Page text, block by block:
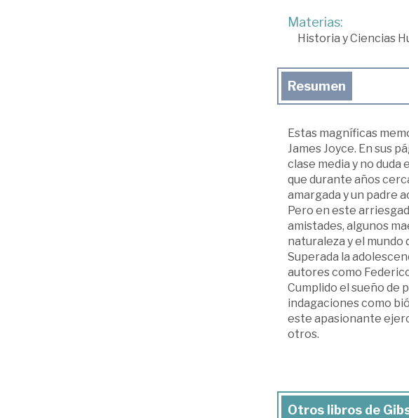
Materias:
Historia y Ciencias
Resumen
Estas magníficas
James Joyce. En sus
clase media y no
que durante años
amargada y un padre
Pero en este
amistades, algunos
naturaleza y el mundo
Superada la
autores como
Cumplido el sueño de
indagaciones como
este apasionante
otros.
Otros libros de